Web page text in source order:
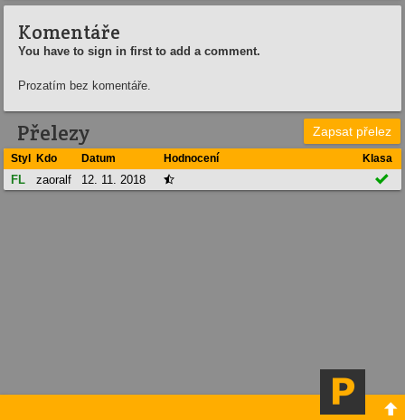
Komentáře
You have to sign in first to add a comment.
Prozatím bez komentáře.
Přelezy Zapsat přelez
Styl Kdo Datum Hodnocení Klasa
FL zaoralf 12. 11. 2018  
